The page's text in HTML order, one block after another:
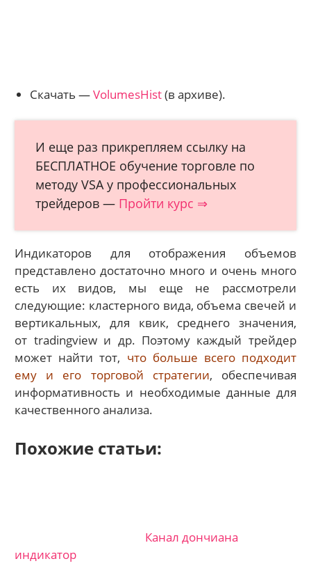
Скачать —VolumesHist(в архиве).
И еще раз прикрепляем ссылку на
БЕСПЛАТНОЕ обучение торговле по
методу VSA у профессиональных
трейдеров — Пройти курс ⇒
Индикаторов для отображения объемов
представлено достаточно много и очень много
есть их видов, мы еще не рассмотрели
следующие: кластерного вида, объема свечей и
вертикальных, для квик, среднего значения,
от tradingview и др. Поэтому каждый трейдер
может найти тот, что больше всего подходит
ему и его торговой стратегии, обеспечивая
информативность и необходимые данные для
качественного анализа.
Похожие статьи:
Канал дончиана
индикатор